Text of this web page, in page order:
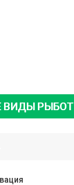
ВИДЫ РЫБОТ